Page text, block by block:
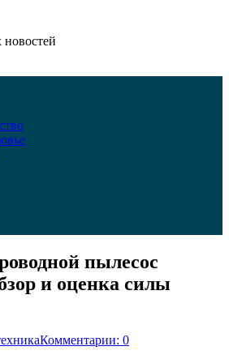
новостей
пылесос
и оценка силы
Комментарии: 0